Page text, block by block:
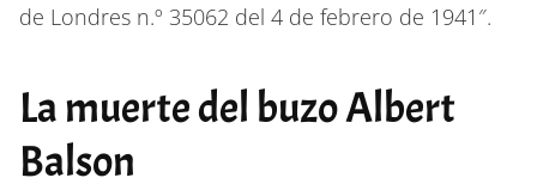
de Londres n.º 35062 del 4 de febrero de 1941″.
La muerte del buzo Albert
Balson